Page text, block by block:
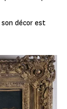
son décor est